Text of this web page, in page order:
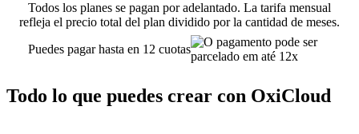
Todos los planes se pagan por adelantado. La tarifa mensual
refleja el precio total del plan dividido por la cantidad de meses.
Puedes pagar hasta en 12 cuotas
Todo lo que puedes crear con OxiCloud